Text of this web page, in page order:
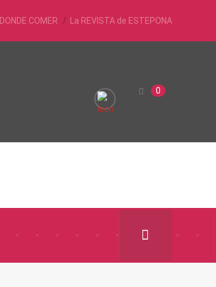
DONDE COMER La REVISTA de ESTEPONA
0